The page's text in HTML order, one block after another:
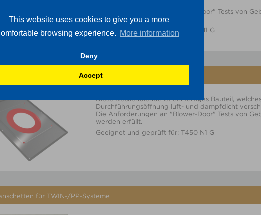
This website uses cookies to give you a more
browsing experience. More information
Deny
Accept
Die Anforderungen an "Blower-Door" Tests von
werden erfüllt
Geeignet und geprüft für: T400 N1 G
mit Dampfsperre
Diese Deckenblende ist ein fertiges Bauteil,
Durchführungsöffnung luft- und dampfdicht
Die Anforderungen an "Blower-Door" Tests von
werden erfüllt.
Geeignet und geprüft für: T450 N1 G
für TWIN-/PP-Systeme